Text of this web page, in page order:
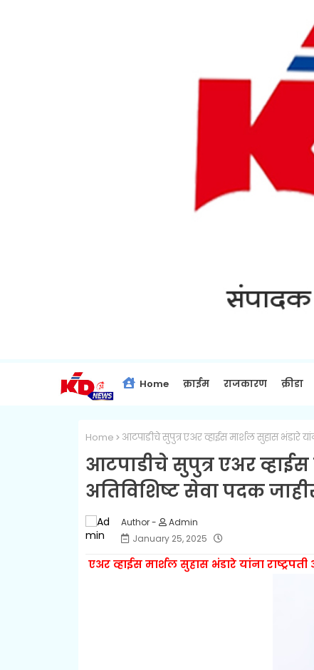
Home क्राईम राजकारण क्रीडा
Home आटपाडीचे सुपुत्र एअर व्हाईस मार्शल सुहास भंडारे
आटपाडीचे सुपुत्र एअर व्हाईस
अतिविशिष्ट सेवा पदक
Admin
January 25, 2025
एअर व्हाईस मार्शल सुहास भंडारे यांना